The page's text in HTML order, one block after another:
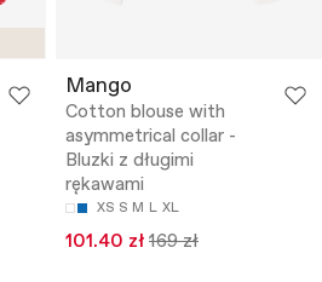
Mango
Cotton blouse with
asymmetrical collar -
Bluzki z długimi
rękawami
XS S M L XL
101.40 zł 169 zł